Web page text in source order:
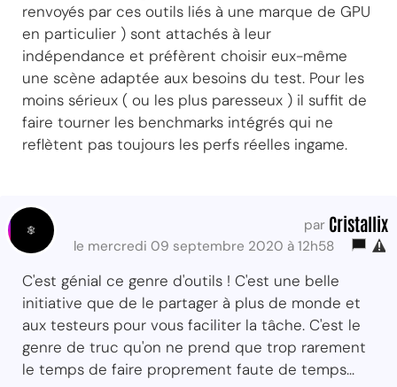
renvoyés par ces outils liés à une marque de GPU
en particulier ) sont attachés à leur
indépendance et préfèrent choisir eux-même
une scène adaptée aux besoins du test. Pour les
moins sérieux ( ou les plus paresseux ) il suffit de
faire tourner les benchmarks intégrés qui ne
reflètent pas toujours les perfs réelles ingame.
par Cristallix
le mercredi 09 septembre 2020 à 12h58
C'est génial ce genre d'outils ! C'est une belle
initiative que de le partager à plus de monde et
aux testeurs pour vous faciliter la tâche. C'est le
genre de truc qu'on ne prend que trop rarement
le temps de faire proprement faute de temps...